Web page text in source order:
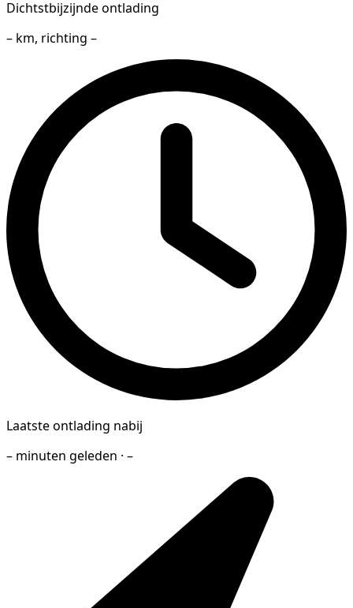
Dichtstbijzijnde ontlading
– km, richting –
Laatste ontlading nabij
– minuten geleden · –